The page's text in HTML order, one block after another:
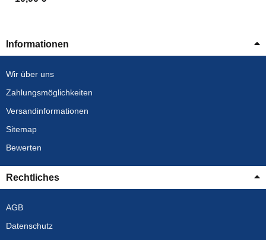
Informationen
Wir über uns
Zahlungsmöglichkeiten
Versandinformationen
Sitemap
Bewerten
Rechtliches
AGB
Datenschutz